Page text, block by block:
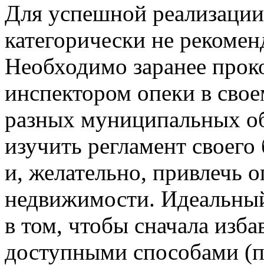
Для успешной
категорически не
Необходимо заранее
инспектором опеки в
разных муниципальных
изучить регламент
и, желательно, привлечь
недвижимости.
в том, чтобы сначала
доступными способами